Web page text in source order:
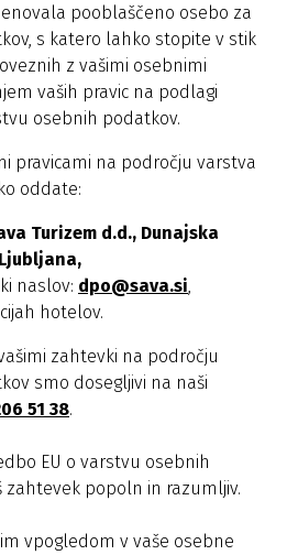
pooblaščeno osebo za
s katero lahko stopite v stik
z vašimi osebnimi
vaših pravic na podlagi
osebnih podatkov.
pravicami na področju varstva
oddate:
Turizem d.d., Dunajska
naslov: dpo@sava.si
hotelov.
zahtevki na področju
smo dosegljivi na naši
51 38.
EU o varstvu osebnih
zahtevek popoln in razumljiv.
vpogledom v vaše osebne